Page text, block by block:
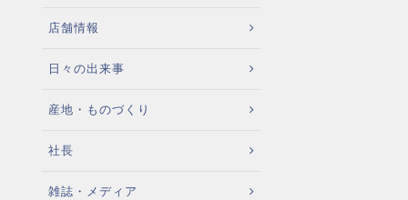
店舗情報
日々の出来事
産地・ものづくり
社長
雑誌・メディア